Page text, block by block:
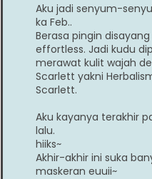
Aku jadi senyum-
ka Feb..
Berasa pingin
effortless. Jadi kudu
merawat kulit wajah
Scarlett yakni
Scarlett.
Aku kayanya terakhir
lalu.
hiiks~
Akhir-akhir ini suka
maskeran euuii~